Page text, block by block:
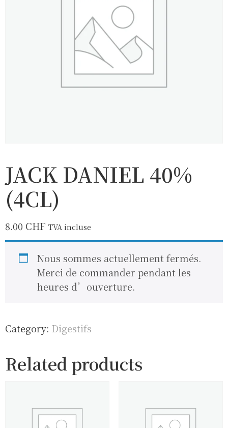
JACK DANIEL 40%
(4CL)
8.00 CHF TVA incluse
Nous sommes actuellement fermés.
Merci de commander pendant les
heures d’ouverture.
Category: Digestifs
Related products